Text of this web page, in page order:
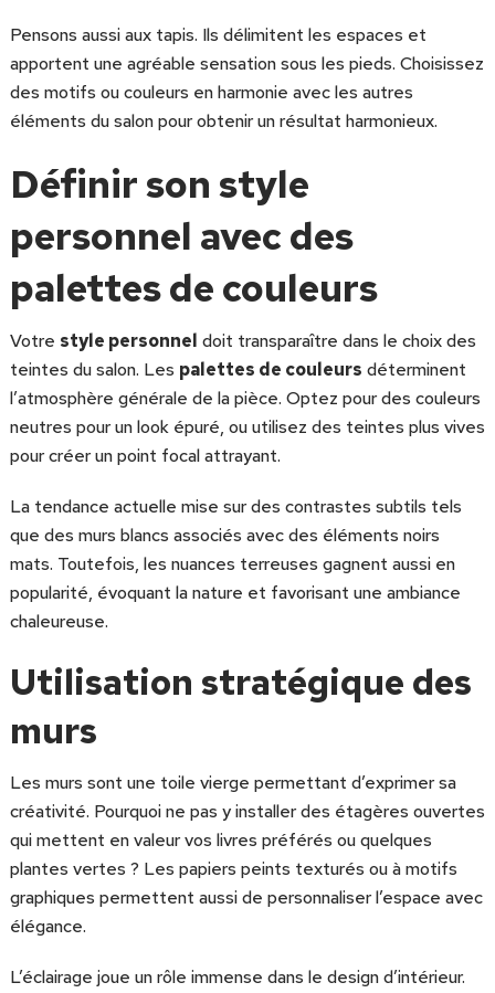
Pensons aussi aux tapis. Ils délimitent les espaces et
apportent une agréable sensation sous les pieds. Choisissez
des motifs ou couleurs en harmonie avec les autres
éléments du salon pour obtenir un résultat harmonieux.
Définir son style
personnel avec des
palettes de couleurs
Votre style personnel doit transparaître dans le choix des
teintes du salon. Les palettes de couleurs déterminent
l’atmosphère générale de la pièce. Optez pour des couleurs
neutres pour un look épuré, ou utilisez des teintes plus vives
pour créer un point focal attrayant.
La tendance actuelle mise sur des contrastes subtils tels
que des murs blancs associés avec des éléments noirs
mats. Toutefois, les nuances terreuses gagnent aussi en
popularité, évoquant la nature et favorisant une ambiance
chaleureuse.
Utilisation stratégique des
murs
Les murs sont une toile vierge permettant d’exprimer sa
créativité. Pourquoi ne pas y installer des étagères ouvertes
qui mettent en valeur vos livres préférés ou quelques
plantes vertes ? Les papiers peints texturés ou à motifs
graphiques permettent aussi de personnaliser l’espace avec
élégance.
L’éclairage joue un rôle immense dans le design d’intérieur.